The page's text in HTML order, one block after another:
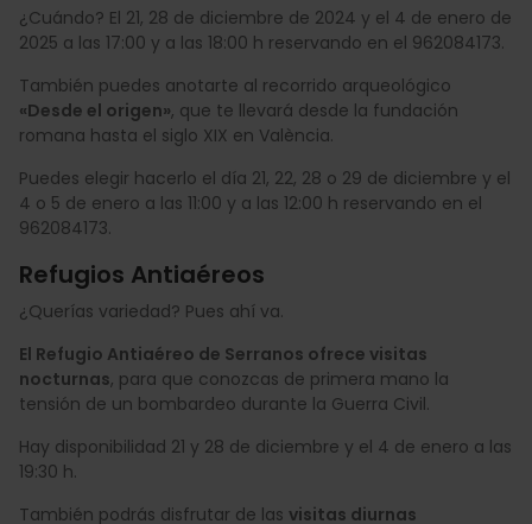
¿Cuándo? El 21, 28 de diciembre de 2024 y el 4 de enero de
2025 a las 17:00 y a las 18:00 h reservando en el 962084173.
También puedes anotarte al recorrido arqueológico
«Desde el origen», que te llevará desde la fundación
romana hasta el siglo XIX en València.
Puedes elegir hacerlo el día 21, 22, 28 o 29 de diciembre y el
4 o 5 de enero a las 11:00 y a las 12:00 h reservando en el
962084173.
Refugios Antiaéreos
¿Querías variedad? Pues ahí va.
El Refugio Antiaéreo de Serranos ofrece visitas
nocturnas, para que conozcas de primera mano la
tensión de un bombardeo durante la Guerra Civil.
Hay disponibilidad 21 y 28 de diciembre y el 4 de enero a las
19:30 h.
También podrás disfrutar de las visitas diurnas